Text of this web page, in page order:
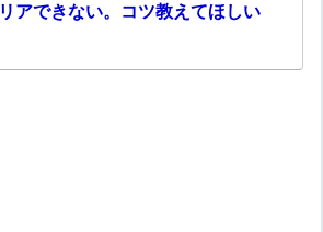
リアできない。コツ教えてほしい